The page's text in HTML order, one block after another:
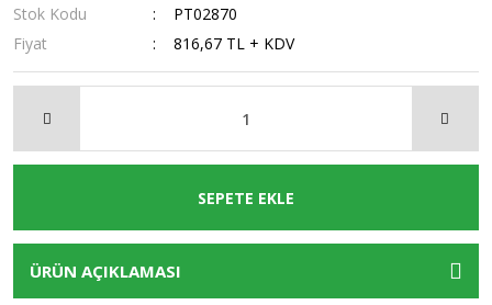
Stok Kodu
PT02870
Fiyat
816,67 TL + KDV
SEPETE EKLE
ÜRÜN AÇIKLAMASI